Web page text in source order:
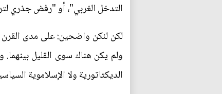
التدخل الغربي"، أو "رفض جذري
لكن لنكن واضحين: على مدى القرن
ولم يكن هناك سوى القليل
الديكتاتورية ولا الإسلاموية